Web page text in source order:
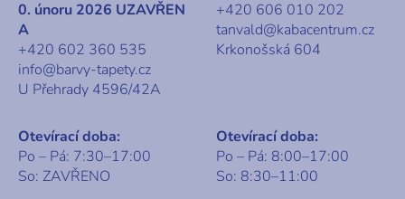
0. únoru 2026 UZAVŘEN
A
+420 602 360 535
info@barvy-tapety.cz
U Přehrady 4596/42A
+420 606 010 202
tanvald@kabacentrum.cz
Krkonošská 604
Otevírací doba:
Po – Pá: 7:30–17:00
So: ZAVŘENO
Otevírací doba:
Po – Pá: 8:00–17:00
So: 8:30–11:00